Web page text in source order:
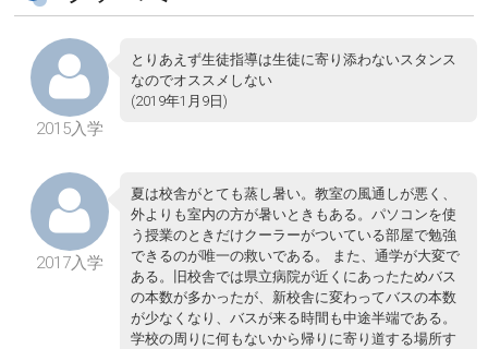
2015入学
とりあえず生徒指導は生徒に寄り添わないスタンス
なのでオススメしない
(2019年1月9日)
2017入学
夏は校舎がとても蒸し暑い。教室の風通しが悪く、
外よりも室内の方が暑いときもある。パソコンを使
う授業のときだけクーラーがついている部屋で勉強
できるのが唯一の救いである。 また、通学が大変で
ある。旧校舎では県立病院が近くにあったためバス
の本数が多かったが、新校舎に変わってバスの本数
が少なくなり、バスが来る時間も中途半端である。
学校の周りに何もないから帰りに寄り道する場所す